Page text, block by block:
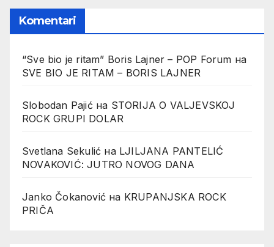
Komentari
“Sve bio je ritam” Boris Lajner – POP Forum на
SVE BIO JE RITAM – BORIS LAJNER
Slobodan Pajićна STORIJA O VALJEVSKOJ
ROCK GRUPI DOLAR
Svetlana Sekulić на LJILJANA PANTELIĆ
NOVAKOVIĆ: JUTRO NOVOG DANA
Janko Čokanović на KRUPANJSKA ROCK
PRIČA